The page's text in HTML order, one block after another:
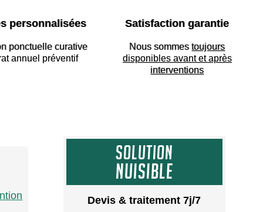
personnalisées
ponctuelle curative
annuel préventif
Satisfaction garantie
Nous sommestoujours
disponibles avant et après
interventions
Devis & traitement 7j/7